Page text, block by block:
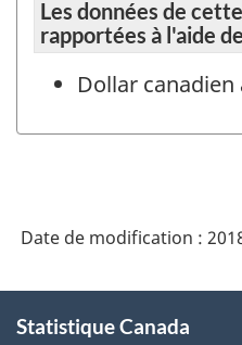
Les données de
rapportées à l'aide
Dollar
Date de modification :
propos
Statistique Canada